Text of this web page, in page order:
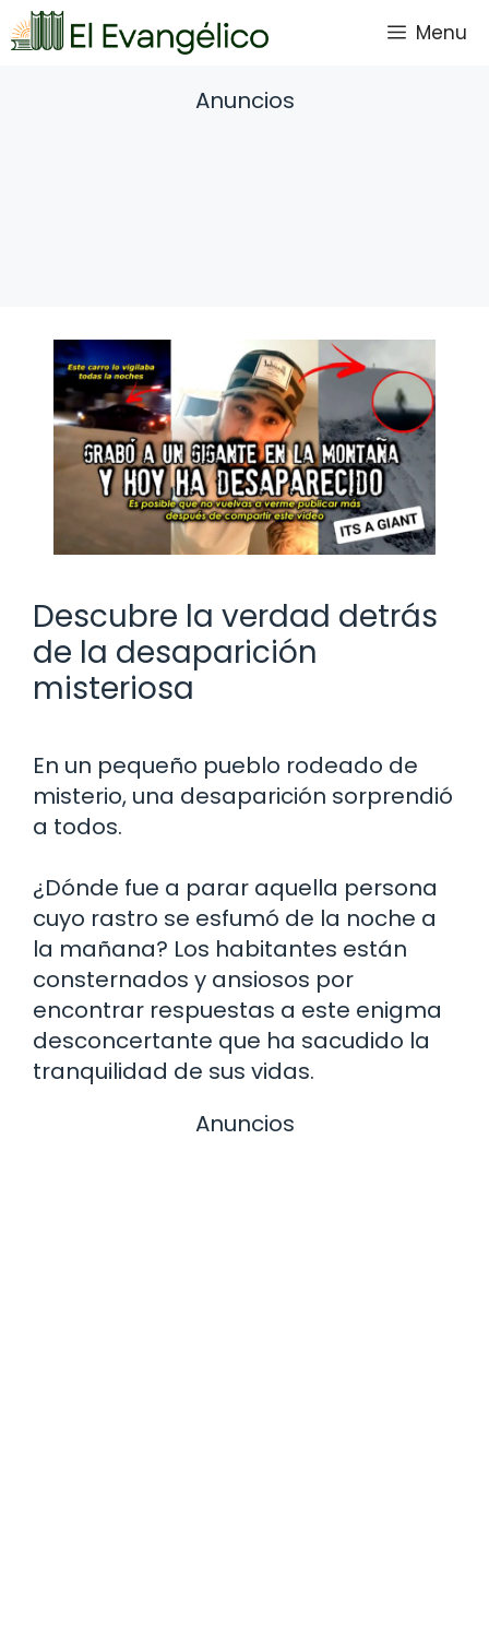
Saltar
al
Menu
Anuncios
Descubre la verdad detrás
de la desaparición
misteriosa
En un pequeño pueblo rodeado de
misterio, una desaparición sorprendió
a todos.
¿Dónde fue a parar aquella persona
cuyo rastro se esfumó de la noche a
la mañana? Los habitantes están
consternados y ansiosos por
encontrar respuestas a este enigma
desconcertante que ha sacudido la
tranquilidad de sus vidas.
Anuncios